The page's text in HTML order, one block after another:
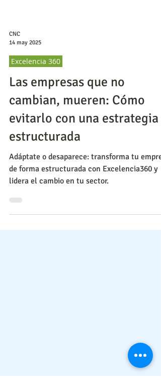
CNC
14 may 2025
Excelencia 360
Las empresas que no
cambian, mueren: Cómo
evitarlo con una estrategia
estructurada
Adáptate o desaparece: transforma tu
de forma estructurada con Excelencia360 y